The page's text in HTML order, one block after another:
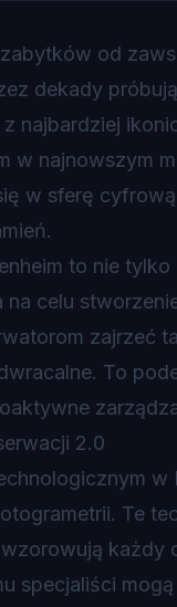
od
dekady
z najbardziej
w najnowszym
w sferę
to nie
celu
zajrzeć
To
2.0
Te
specjaliści